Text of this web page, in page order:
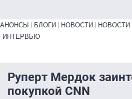
Primary links bottom
АНОНСЫ БЛОГИ НОВОСТИ НОВОСТИ
ИНТЕРВЬЮ
Руперт Мердок
покупкой CNN